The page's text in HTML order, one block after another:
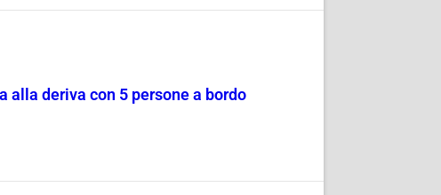
alla deriva con 5 persone a bordo